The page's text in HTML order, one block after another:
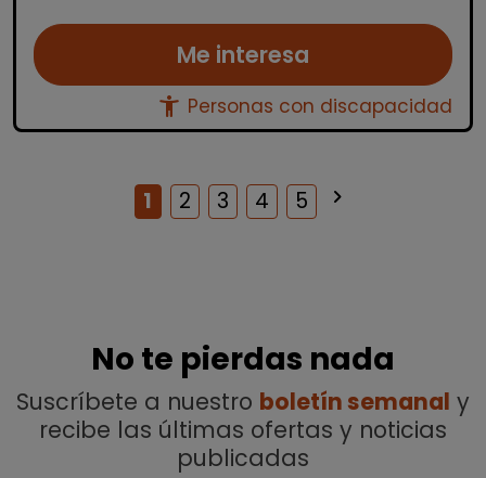
Me interesa
accessibility_new Personas con discapacidad
1 2 3 4 5 keyboard_arrow_right
No te pierdas nada
Suscríbete a nuestro boletín semanal y
recibe las últimas ofertas y noticias
publicadas